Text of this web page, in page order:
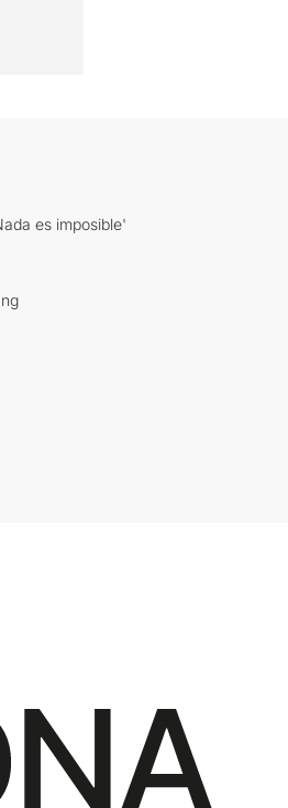
es imposible'